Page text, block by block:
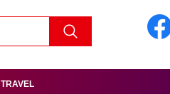
TRAVEL